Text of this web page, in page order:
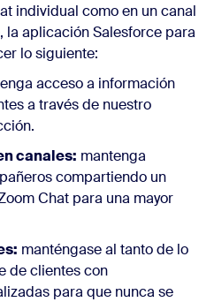
individual como en un canal
la aplicación Salesforce para
lo siguiente:
acceso a información
a través de nuestro
canales: mantenga
compartiendo un
Chat para una mayor
manténgase al tanto de lo
de clientes con
para que nunca se